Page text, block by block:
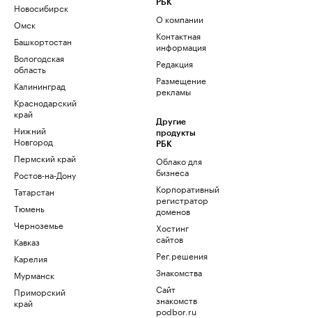
Новосибирск
Омск
Башкортостан
Вологодская
область
Калининград
Краснодарский
край
Нижний
Новгород
Пермский край
Ростов-на-Дону
Татарстан
Тюмень
Черноземье
Кавказ
Карелия
Мурманск
Приморский
край
РБК
О компании
Контактная
информация
Редакция
Размещение
рекламы
Другие
продукты
РБК
Облако для
бизнеса
Корпоративный
регистратор
доменов
Хостинг
сайтов
Рег.решения
Знакомства
Сайт
знакомств
podbor.ru